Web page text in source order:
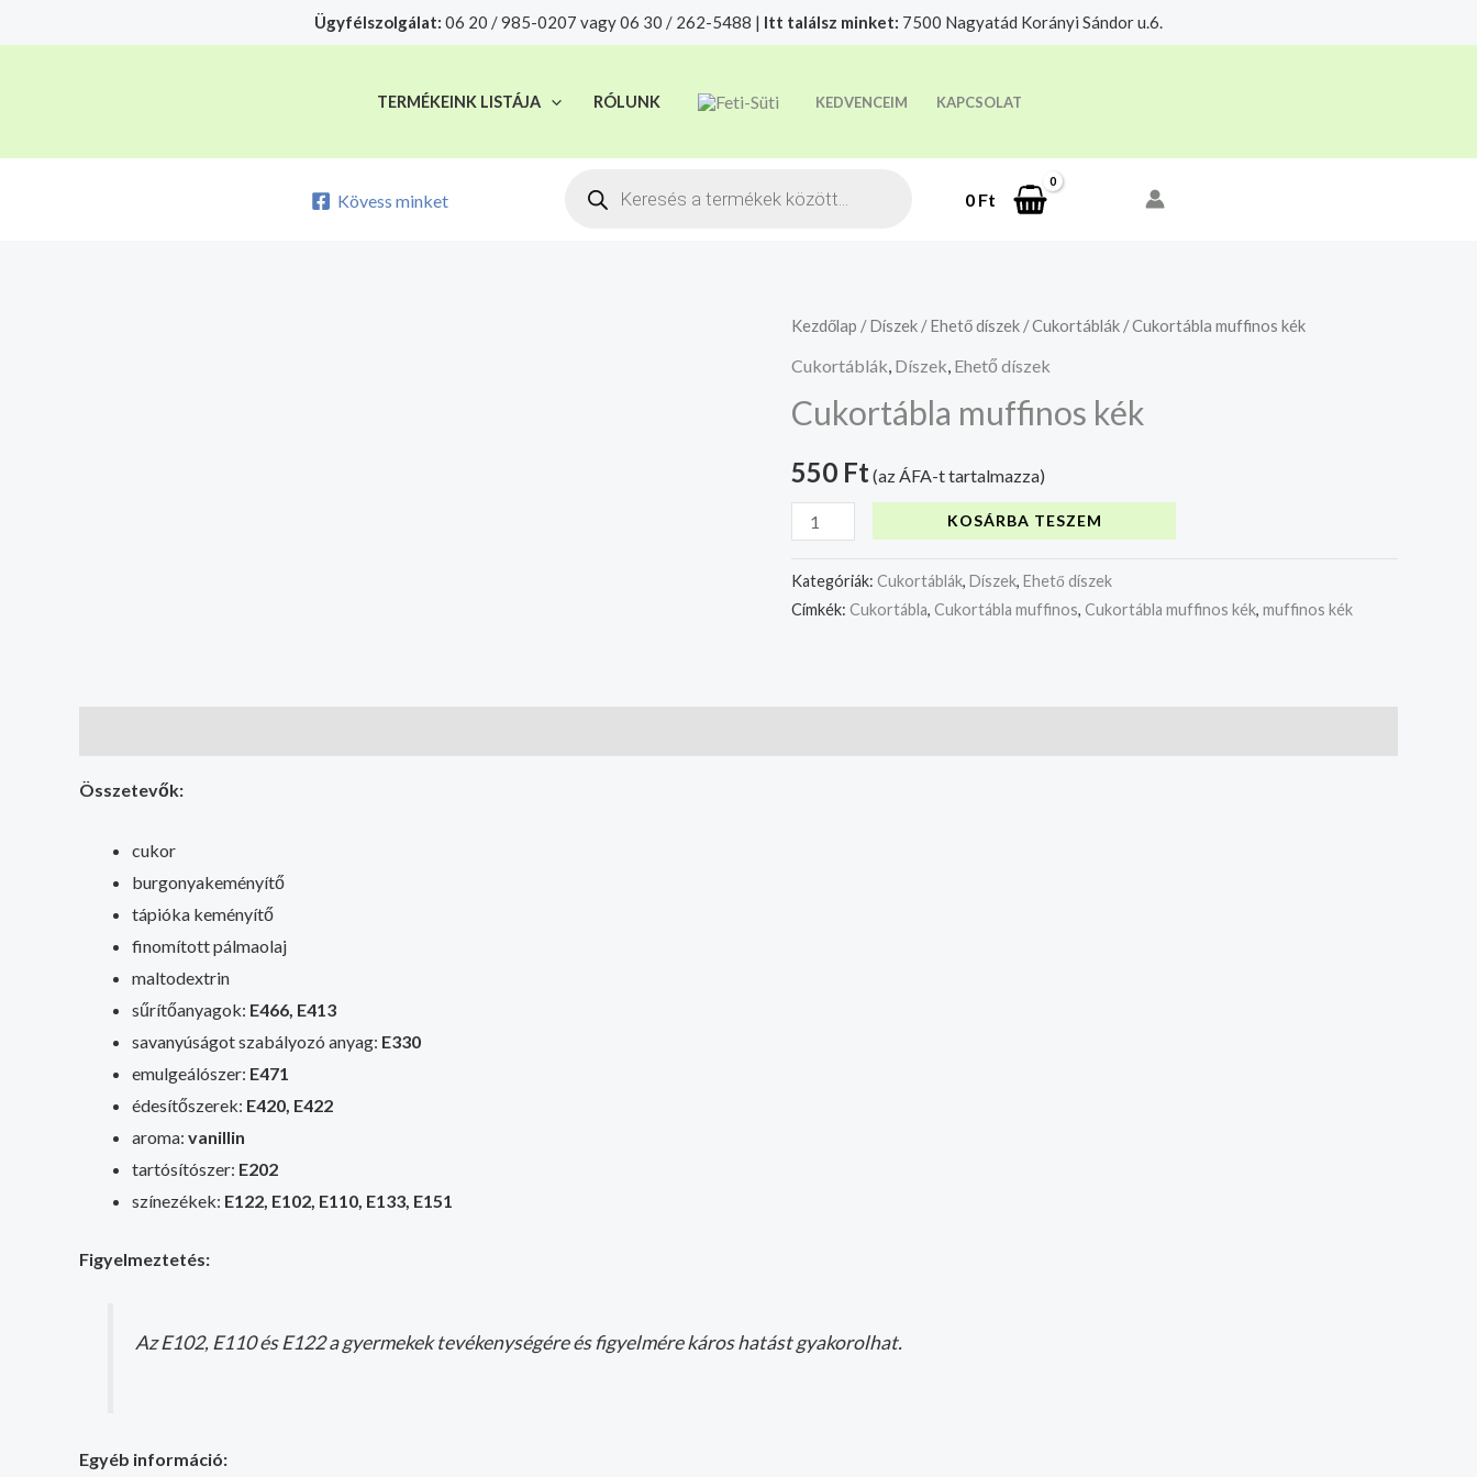
to
Ügyfélszolgálat: 06 20 / 985-0207 vagy 06 30 / 262-5488 | Itt találsz minket: 7500 Nagyatád Korányi Sándor u.6.
TERMÉKEINK LISTÁJA RÓLUNK KEDVENCEIM KAPCSOLAT
Kövess minket
Products
0 Ft
Kezdőlap /Díszek /Ehető díszek /Cukortáblák / Cukortábla muffinos kék
Cukortáblák Díszek Ehető díszek
Cukortábla muffinos kék
550 Ft (az ÁFA-t tartalmazza)
Cukortábla
muffinos
mennyiség
KOSÁRBA TESZEM
Kategóriák: Cukortáblák, Díszek, Ehető díszek
Címkék: Cukortábla, Cukortábla muffinos, Cukortábla muffinos kék, muffinos kék
Összetevők:
cukor
burgonyakeményítő
tápióka keményítő
finomított pálmaolaj
maltodextrin
sűrítőanyagok: E466, E413
savanyúságot szabályozó anyag: E330
emulgeálószer: E471
édesítőszerek: E420, E422
aroma: vanillin
tartósítószer: E202
színezékek: E122, E102, E110, E133, E151
Figyelmeztetés:
Az E102, E110 és E122 a gyermekek tevékenységére és figyelmére káros hatást gyakorolhat.
Egyéb információ:
A mélyhűtött termékeket csakis saját felelősségre adjuk át futárszolgálatnak, tekintettel a feloldási időre.